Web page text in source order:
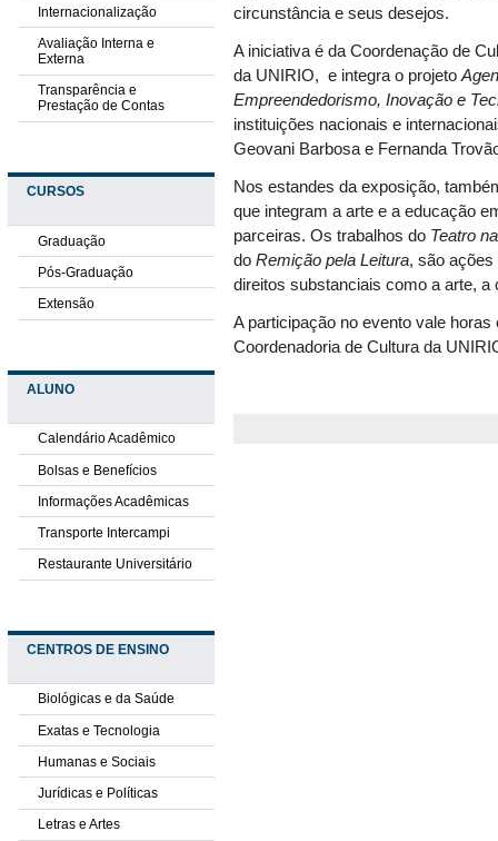
Internacionalização
Avaliação Interna e
Externa
Transparência e
Prestação de Contas
CURSOS
Graduação
Pós-Graduação
Extensão
ALUNO
Calendário Acadêmico
Bolsas e Benefícios
Informações Acadêmicas
Transporte Intercampi
Restaurante Universitário
CENTROS DE ENSINO
Biológicas e da Saúde
Exatas e Tecnologia
Humanas e Sociais
Jurídicas e Políticas
Letras e Artes
circunstância e seus desejos.
A iniciativa é da Coordenação de
da UNIRIO, e integra o projeto
Empreendedorismo, Inovação e
instituições nacionais e
Geovani Barbosa e Fernanda
Nos estandes da exposição,
que integram a arte e a educação
parceiras. Os trabalhos do Teatro
doRemição pela Leitura, são ações
direitos substanciais como a arte,
A participação no evento vale
Coordenadoria de Cultura da